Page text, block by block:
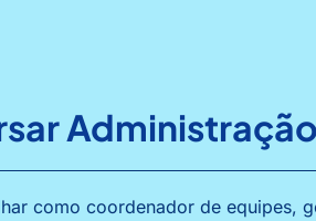
como coordenador de equipes,